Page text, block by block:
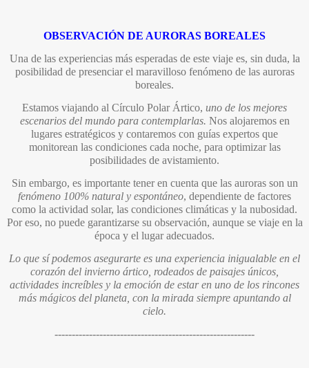
OBSERVACIÓN DE AURORAS BOREALES
Una de las experiencias más esperadas de este viaje es, sin duda, la
posibilidad de presenciar el maravilloso fenómeno de las auroras
boreales.
Estamos viajando al Círculo Polar Ártico, uno de los mejores
escenarios del mundo para contemplarlas. Nos alojaremos en
lugares estratégicos y contaremos con guías expertos que
monitorean las condiciones cada noche, para optimizar las
posibilidades de avistamiento.
Sin embargo, es importante tener en cuenta que las auroras son un
fenómeno 100% natural y espontáneo, dependiente de factores
como la actividad solar, las condiciones climáticas y la nubosidad.
Por eso, no puede garantizarse su observación, aunque se viaje en la
época y el lugar adecuados.
Lo que sí podemos asegurarte es una experiencia inigualable en el
corazón del invierno ártico, rodeados de paisajes únicos,
actividades increíbles y la emoción de estar en uno de los rincones
más mágicos del planeta, con la mirada siempre apuntando al
cielo.
----------------------------------------------------------